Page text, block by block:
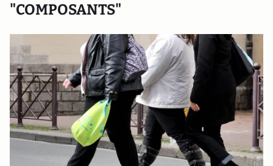
"COMPOSANTS"